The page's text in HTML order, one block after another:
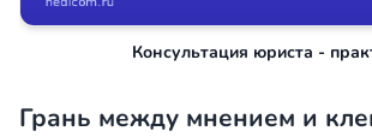
Консультация юриста -
Грань между мнением и